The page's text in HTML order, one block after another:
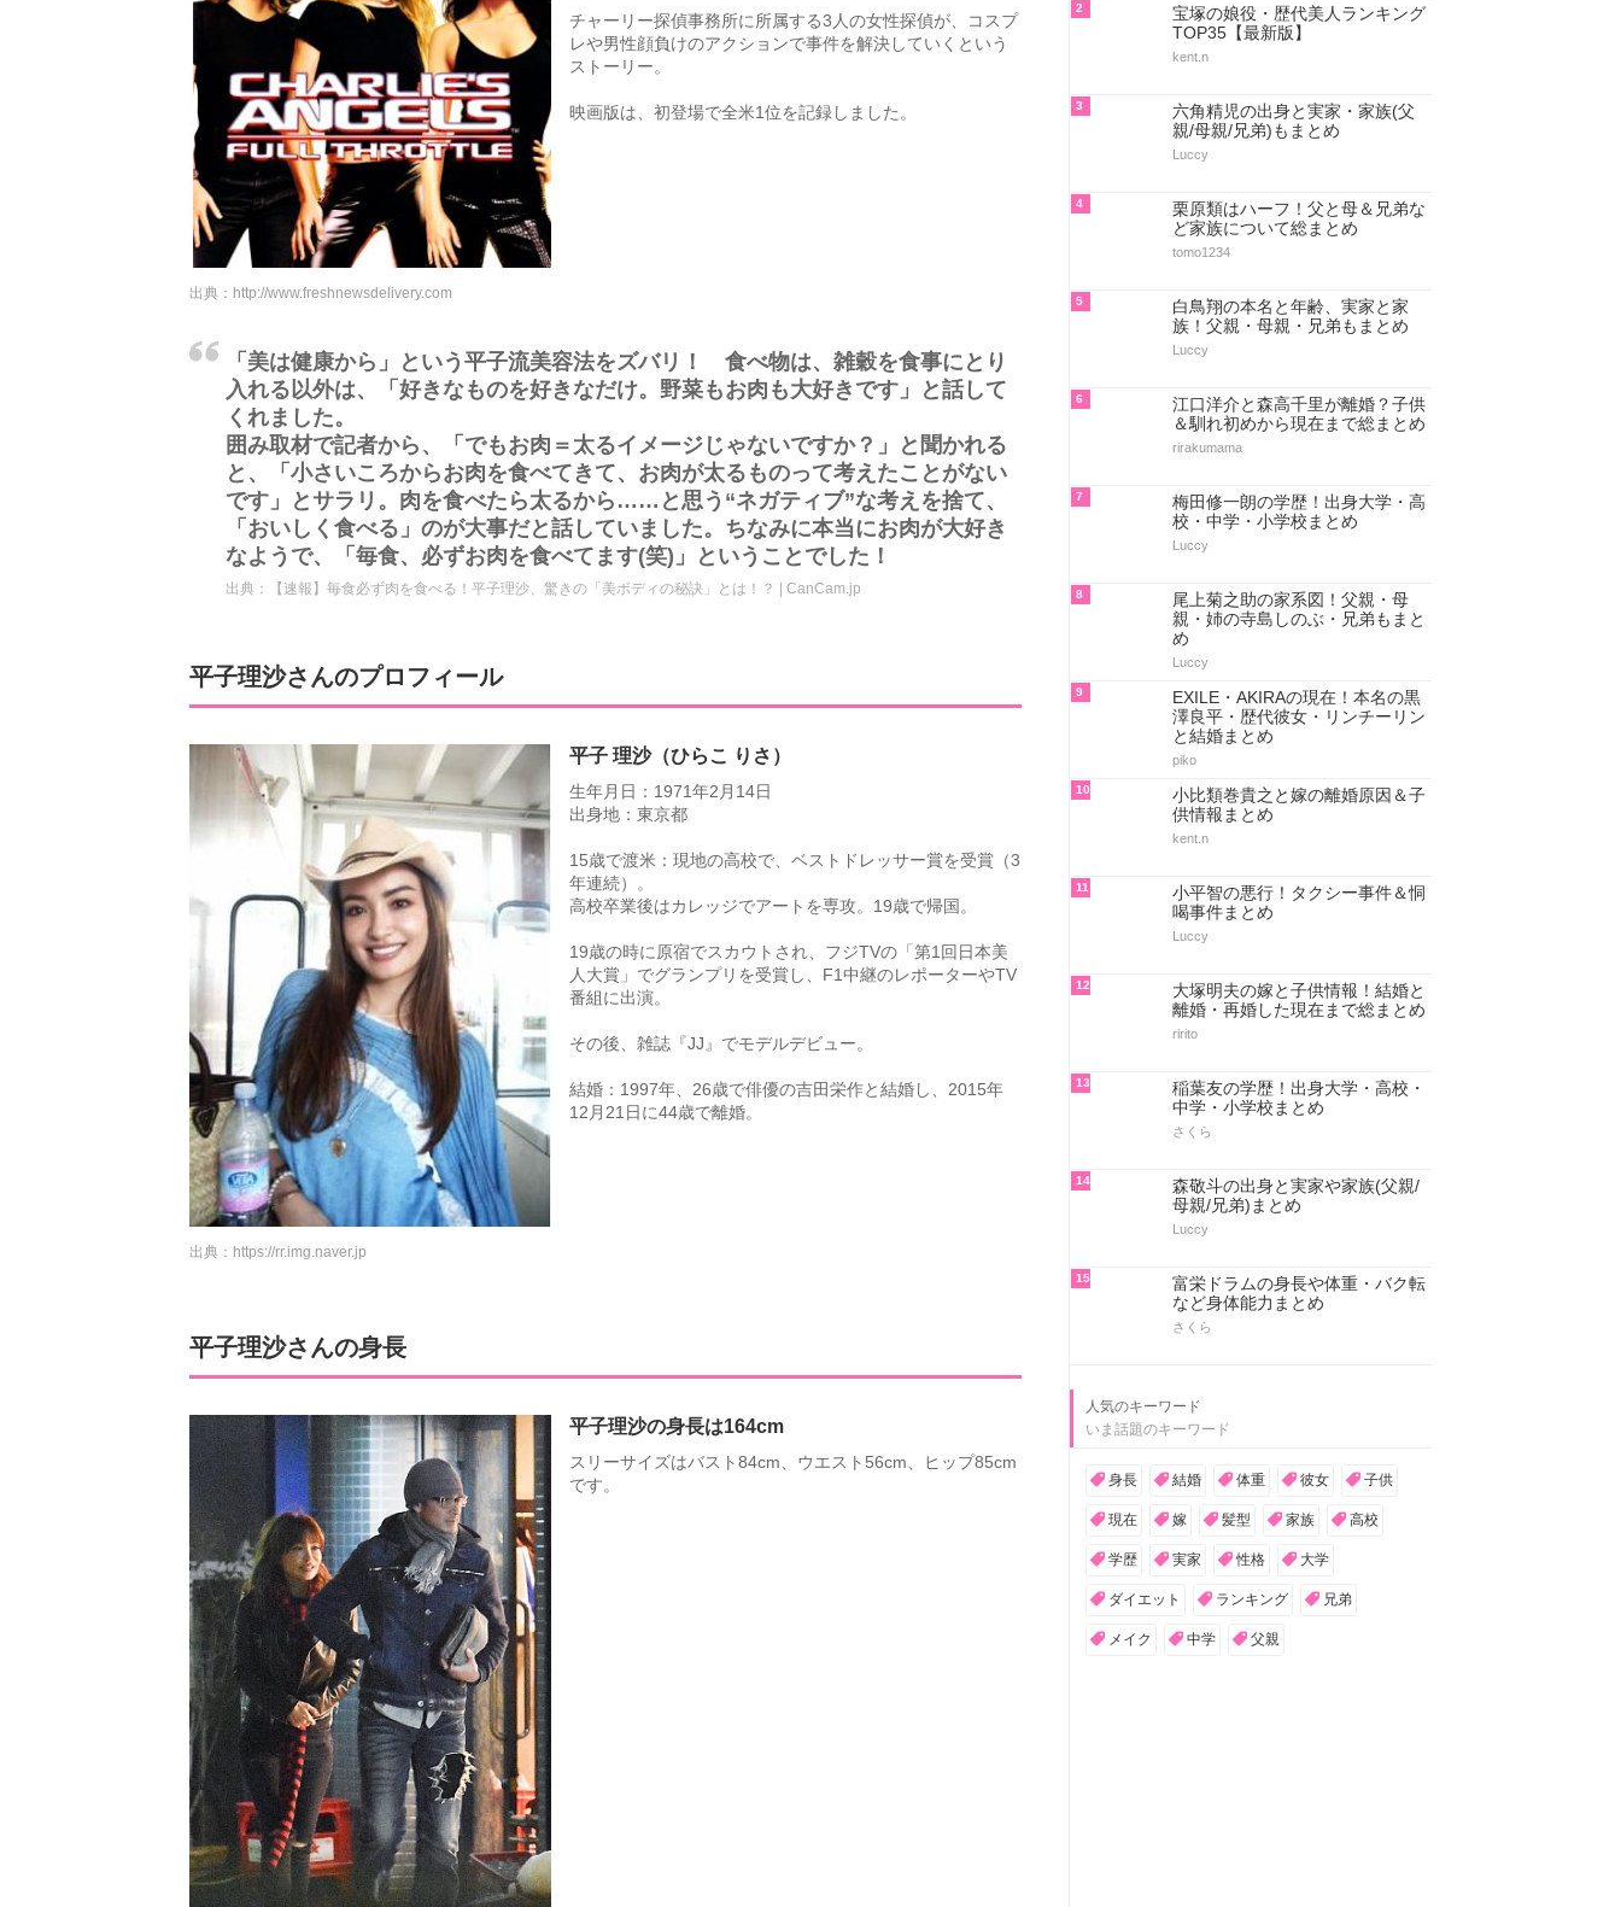
チャーリー探偵事務所に所属する3人の女性探偵が、コスプ
レや男性顔負けのアクションで事件を解決していくという
ストーリー。
映画版は、初登場で全米1位を記録しました。
出典： http://www.freshnewsdelivery.com
「美は健康から」という平子流美容法をズバリ！ 食べ物は、雑穀を食事にとり
入れる以外は、「好きなものを好きなだけ。野菜もお肉も大好きです」と話して
くれました。
囲み取材で記者から、「でもお肉＝太るイメージじゃないですか？」と聞かれる
と、「小さいころからお肉を食べてきて、お肉が太るものって考えたことがない
です」とサラリ。肉を食べたら太るから……と思う“ネガティブ”な考えを捨て、
「おいしく食べる」のが大事だと話していました。ちなみに本当にお肉が大好き
なようで、「毎食、必ずお肉を食べてます(笑)」ということでした！
出典： 【速報】毎食必ず肉を食べる！平子理沙、驚きの「美ボディの秘訣」とは！？ | CanCam.jp
平子理沙さんのプロフィール
平子 理沙（ひらこ りさ）
生年月日：1971年2月14日
出身地：東京都
15歳で渡米：現地の高校で、ベストドレッサー賞を受賞（3
年連続）。
高校卒業後はカレッジでアートを専攻。19歳で帰国。
19歳の時に原宿でスカウトされ、フジTVの「第1回日本美
人大賞」でグランプリを受賞し、F1中継のレポーターやTV
番組に出演。
その後、雑誌『JJ』でモデルデビュー。
結婚：1997年、26歳で俳優の吉田栄作と結婚し、2015年
12月21日に44歳で離婚。
出典： https://rr.img.naver.jp
平子理沙さんの身長
平子理沙の身長は164cm
スリーサイズはバスト84cm、ウエスト56cm、ヒップ85cm
です。
2
宝塚の娘役・歴代美人ランキング
TOP35【最新版】
kent.n
3
六角精児の出身と実家・家族(父
親/母親/兄弟)もまとめ
Luccy
4
栗原類はハーフ！父と母＆兄弟な
ど家族について総まとめ
tomo1234
5
白鳥翔の本名と年齢、実家と家
族！父親・母親・兄弟もまとめ
Luccy
6
江口洋介と森高千里が離婚？子供
＆馴れ初めから現在まで総まとめ
rirakumama
7
梅田修一朗の学歴！出身大学・高
校・中学・小学校まとめ
Luccy
8
尾上菊之助の家系図！父親・母
親・姉の寺島しのぶ・兄弟もまと
め
Luccy
9
EXILE・AKIRAの現在！本名の黒
澤良平・歴代彼女・リンチーリン
と結婚まとめ
piko
10
小比類巻貴之と嫁の離婚原因＆子
供情報まとめ
kent.n
11
小平智の悪行！タクシー事件＆恫
喝事件まとめ
Luccy
12
大塚明夫の嫁と子供情報！結婚と
離婚・再婚した現在まで総まとめ
ririto
13
稲葉友の学歴！出身大学・高校・
中学・小学校まとめ
さくら
14
森敬斗の出身と実家や家族(父親/
母親/兄弟)まとめ
Luccy
15
富栄ドラムの身長や体重・バク転
など身体能力まとめ
さくら
人気のキーワード
いま話題のキーワード
身長 結婚 体重 彼女 子供
現在 嫁 髪型 家族 高校
学歴 実家 性格 大学
ダイエット ランキング 兄弟
メイク 中学 父親